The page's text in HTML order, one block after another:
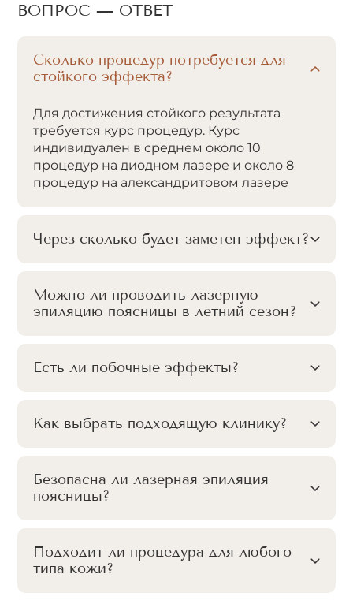
ВОПРОС — ОТВЕТ
Сколько процедур потребуется для
стойкого эффекта?
Для достижения стойкого результата
требуется курс процедур. Курс
индивидуален в среднем около 10
процедур на диодном лазере и около 8
процедур на александритовом лазере
Через сколько будет заметен эффект?
Можно ли проводить лазерную
эпиляцию поясницы в летний сезон?
Есть ли побочные эффекты?
Как выбрать подходящую клинику?
Безопасна ли лазерная эпиляция
поясницы?
Подходит ли процедура для любого
типа кожи?